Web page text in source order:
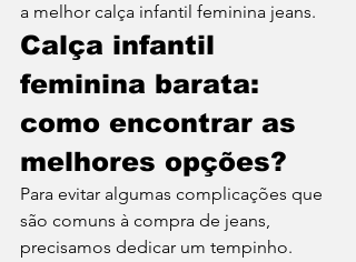
a melhor calça infantil feminina jeans.
Calça infantil
feminina barata:
como encontrar as
melhores opções?
Para evitar algumas complicações que
são comuns à compra de jeans,
precisamos dedicar um tempinho.